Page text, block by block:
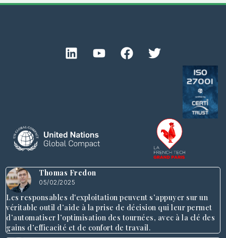
Thomas Fredon
05/02/2025
Les responsables d'exploitation peuvent s’appuyer sur un
véritable outil d’aide à la prise de décision qui leur permet
d’automatiser l’optimisation des tournées, avec à la clé des
gains d’efficacité et de confort de travail.